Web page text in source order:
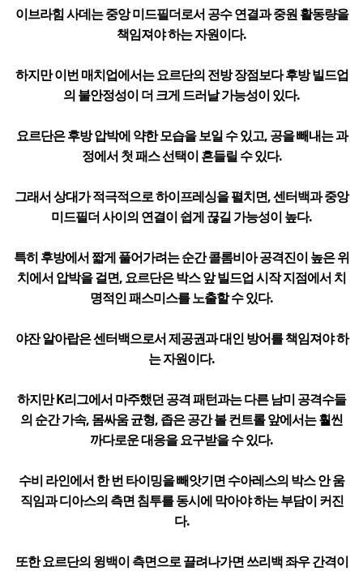
이브라힘 사데는 중앙 미드필더로서 공수 연결과 중원 활동량을
책임져야 하는 자원이다.
하지만 이번 매치업에서는 요르단의 전방 장점보다 후방 빌드업
의 불안정성이 더 크게 드러날 가능성이 있다.
요르단은 후방 압박에 약한 모습을 보일 수 있고, 공을 빼내는 과
정에서 첫 패스 선택이 흔들릴 수 있다.
그래서 상대가 적극적으로 하이프레싱을 펼치면, 센터백과 중앙
미드필더 사이의 연결이 쉽게 끊길 가능성이 높다.
특히 후방에서 짧게 풀어가려는 순간 콜롬비아 공격진이 높은 위
치에서 압박을 걸면, 요르단은 박스 앞 빌드업 시작 지점에서 치
명적인 패스미스를 노출할 수 있다.
야잔 알아랍은 센터백으로서 제공권과 대인 방어를 책임져야 하
는 자원이다.
하지만 K리그에서 마주했던 공격 패턴과는 다른 남미 공격수들
의 순간 가속, 몸싸움 균형, 좁은 공간 볼 컨트롤 앞에서는 훨씬
까다로운 대응을 요구받을 수 있다.
수비 라인에서 한 번 타이밍을 빼앗기면 수아레스의 박스 안 움
직임과 디아스의 측면 침투를 동시에 막아야 하는 부담이 커진
다.
또한 요르단의 윙백이 측면으로 끌려나가면 쓰리백 좌우 간격이